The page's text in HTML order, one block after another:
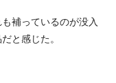
補っているのが没入
と感じた。